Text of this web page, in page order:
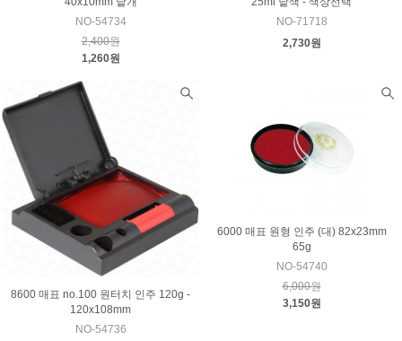
NO-54734
2,400원
1,260원
NO-71718
2,730원
8600 매표 no.100 원터치 인주 120g -
120x108mm
NO-54736
6000 매표 원형 인주 (대) 82x23mm
65g
NO-54740
6,000원
3,150원